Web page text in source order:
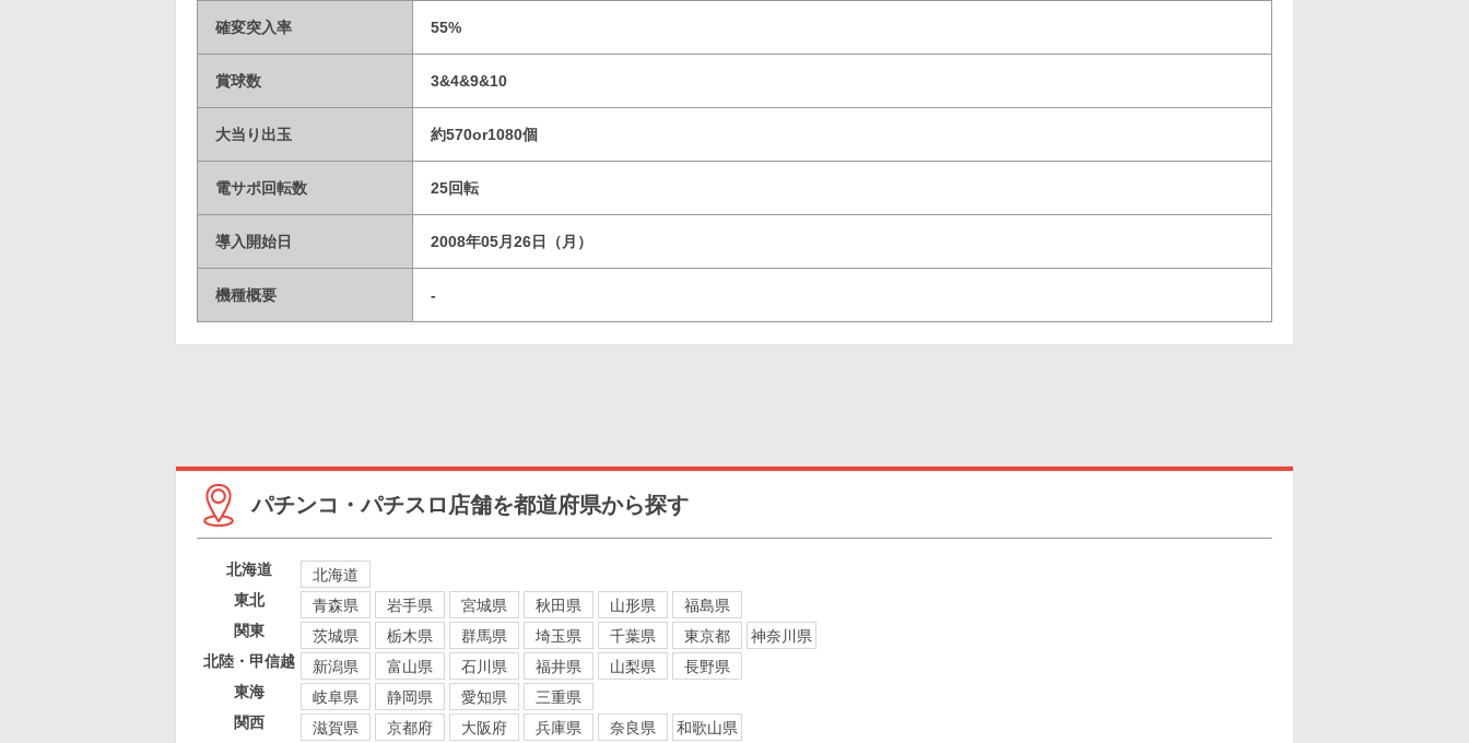
確変突入率 55%
賞球数 3&4&9&10
大当り出玉 約570or1080個
電サポ回転数 25回転
導入開始日 2008年05月26日（月）
機種概要 -
パチンコ・パチスロ店舗を都道府県から探す
北海道
北海道
東北
青森県 岩手県 宮城県 秋田県 山形県
福島県
関東
茨城県 栃木県 群馬県 埼玉県 千葉県 東京都
神奈川県
北陸・甲信越
新潟県 富山県 石川県 福井県 山梨県
長野県
東海
岐阜県 静岡県 愛知県
三重県
関西
滋賀県 京都府 大阪府 兵庫県 奈良県
和歌山県